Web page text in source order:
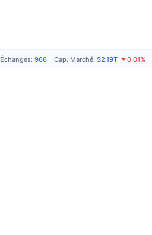
Échanges: 966 Cap. Marché: $2.19T 0.01%